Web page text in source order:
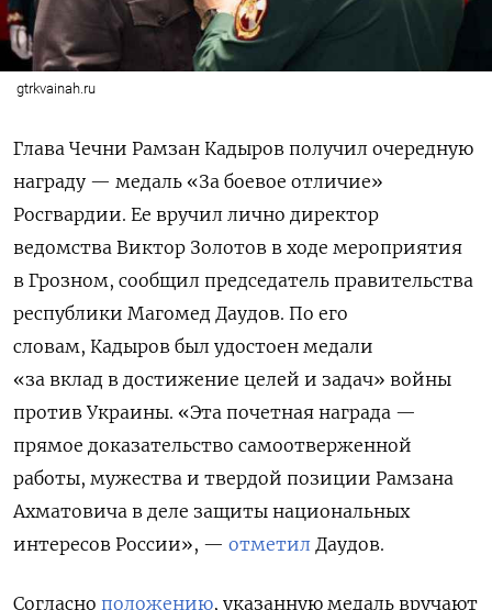
gtrkvainah.ru
Глава Чечни Рамзан Кадыров получил очередную
награду — медаль «За боевое отличие»
Росгвардии. Ее вручил лично директор
ведомства Виктор Золотов в ходе мероприятия
в Грозном, сообщил председатель правительства
республики Магомед Даудов. По его
словам, Кадыров был удостоен медали
«за вклад в достижение целей и задач» войны
против Украины. «Эта почетная награда —
прямое доказательство самоотверженной
работы, мужества и твердой позиции Рамзана
Ахматовича в деле защиты национальных
интересов России», — отметил Даудов.
Согласно положению, указанную медаль вручают